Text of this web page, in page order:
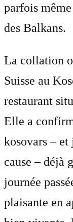
parfois
des Balkans.
La collation
Suisse au
restaurant
Elle a
kosovars – et
cause – déjà
journée
plaisante en